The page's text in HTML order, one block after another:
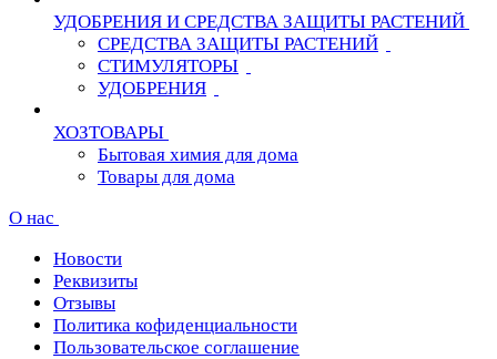
УДОБРЕНИЯ И СРЕДСТВА ЗАЩИТЫ РАСТЕНИЙ
СРЕДСТВА ЗАЩИТЫ РАСТЕНИЙ
СТИМУЛЯТОРЫ
УДОБРЕНИЯ
ХОЗТОВАРЫ
Бытовая химия для дома
Товары для дома
О нас
Новости
Реквизиты
Отзывы
Политика кофиденциальности
Пользовательское соглашение